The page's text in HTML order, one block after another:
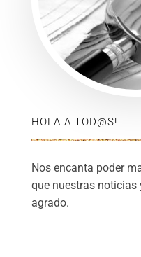
HOLA A TOD@S!
Nos encanta poder
que nuestras noticias
agrado.